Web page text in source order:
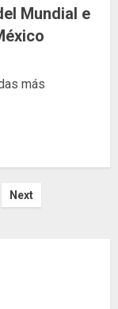
Mundial e
más
Next